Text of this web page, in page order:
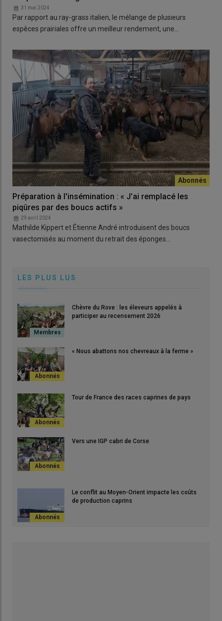
31 mai 2024
Par rapport au ray-grass italien, le mélange de plusieurs
espèces prairiales offre un meilleur rendement, une…
Préparation à l'insémination : « J’ai remplacé les
piqûres par des boucs actifs »
29 avril 2024
Mathilde Kippert et Étienne André introduisent des boucs
vasectomisés au moment du retrait des éponges…
LES PLUS LUS
Chèvre du Rove : les éleveurs appelés à
participer au recensement 2026
« Nous abattons nos chevreaux à la ferme »
Tour de France des races caprines de pays
Vers une IGP cabri de Corse
Le conflit au Moyen-Orient impacte les coûts
de production caprins